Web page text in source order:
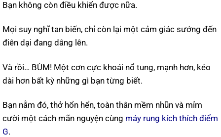
Bạn không còn điều khiển được nữa.
Mọi suy nghĩ tan biến, chỉ còn lại một cảm giác sướng đến
điên dại đang dâng lên.
Và rồi… BÙM! Một cơn cực khoái nổ tung, mạnh hơn, kéo
dài hơn bất kỳ những gì bạn từng biết.
Bạn nằm đó, thở hổn hển, toàn thân mềm nhũn và mỉm
cười một cách mãn nguyện cùng máy rung kích thích điểm
G.